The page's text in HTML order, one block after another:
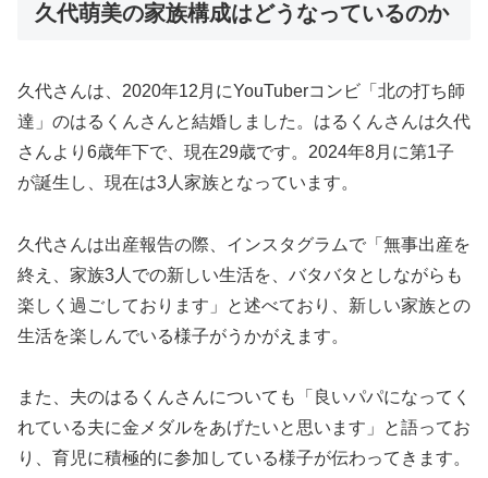
久代萌美の家族構成はどうなっているのか
久代さんは、2020年12月にYouTuberコンビ「北の打ち師
達」のはるくんさんと結婚しました。はるくんさんは久代
さんより6歳年下で、現在29歳です。2024年8月に第1子
が誕生し、現在は3人家族となっています。
久代さんは出産報告の際、インスタグラムで「無事出産を
終え、家族3人での新しい生活を、バタバタとしながらも
楽しく過ごしております」と述べており、新しい家族との
生活を楽しんでいる様子がうかがえます。
また、夫のはるくんさんについても「良いパパになってく
れている夫に金メダルをあげたいと思います」と語ってお
り、育児に積極的に参加している様子が伝わってきます。